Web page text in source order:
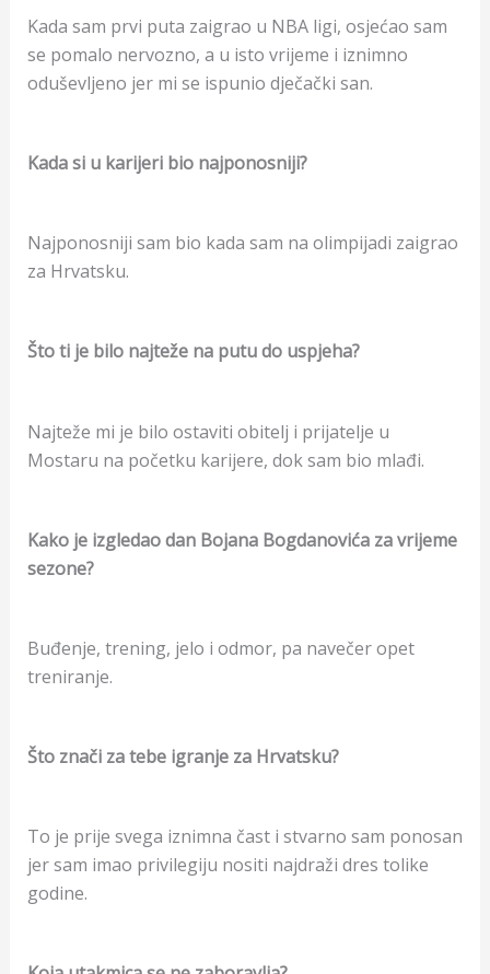
Kada sam prvi puta zaigrao u NBA ligi, osjećao sam
se pomalo nervozno, a u isto vrijeme i iznimno
oduševljeno jer mi se ispunio dječački san.
Kada si u karijeri bio najponosniji?
Najponosniji sam bio kada sam na olimpijadi zaigrao
za Hrvatsku.
Što ti je bilo najteže na putu do uspjeha?
Najteže mi je bilo ostaviti obitelj i prijatelje u
Mostaru na početku karijere, dok sam bio mlađi.
Kako je izgledao dan Bojana Bogdanovića za vrijeme
sezone?
Buđenje, trening, jelo i odmor, pa navečer opet
treniranje.
Što znači za tebe igranje za Hrvatsku?
To je prije svega iznimna čast i stvarno sam ponosan
jer sam imao privilegiju nositi najdraži dres tolike
godine.